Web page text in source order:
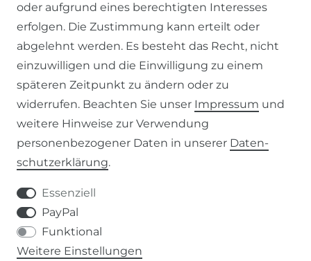
SERVICE
ZAHLUNG & VERSAND
KONTAKT
VERTRAG WIDERRUFEN
KONTAKT
+49 (0) 9453 / 302130
info@despre.de
oder aufgrund eines berechtigten Interesses
erfolgen. Die Zustimmung kann erteilt oder
abgelehnt werden. Es besteht das Recht, nicht
einzuwilligen und die Einwilligung zu einem
späteren Zeitpunkt zu ändern oder zu
widerrufen. Beachten Sie unser Impressum und
weitere Hinweise zur Verwendung
personenbezogener Daten in unserer Daten­
schutz­erklärung.
Essenziell
PayPal
Funktional
Weitere Einstellungen